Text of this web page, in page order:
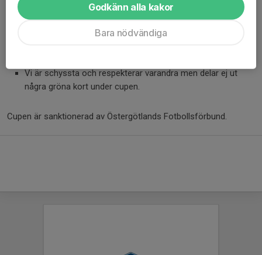
Syftet är att säkerställa tydlig lagidentifiering och skapa
goda förutsättningar för spelare, ledare och domare.
Vi är schyssta och respekterar varandra men delar ej ut
några gröna kort under cupen.
Cupen är sanktionerad av Östergötlands Fotbollsförbund.
Godkänn alla kakor
Bara nödvändiga